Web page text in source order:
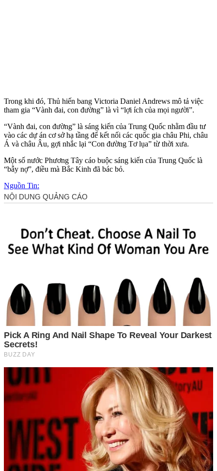
Trong khi đó, Thủ hiến bang Victoria Daniel Andrews mô tả việc
tham gia “Vành đai, con đường” là vì “lợi ích của mọi người”.
“Vành đai, con đường” là sáng kiến của Trung Quốc nhằm đầu tư
vào các dự án cơ sở hạ tầng để kết nối các quốc gia châu Phi, châu
Á và châu Âu, gợi nhắc lại “Con đường Tơ lụa” từ thời xưa.
Một số nước Phương Tây cáo buộc sáng kiến của Trung Quốc là
“bẫy nợ”, điều mà Bắc Kinh đã bác bỏ.
Nguồn Tin: